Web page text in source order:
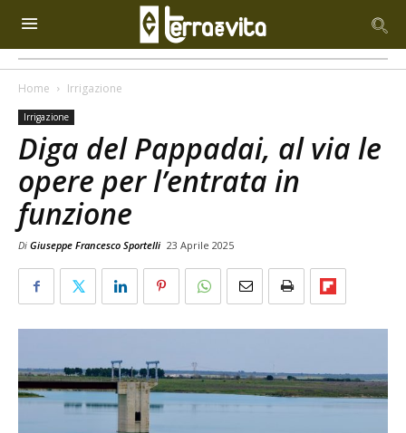
Home Irrigazione
Irrigazione
Diga del Pappadai, al via le
opere per l’entrata in
funzione
Di Giuseppe Francesco Sportelli 23 Aprile 2025